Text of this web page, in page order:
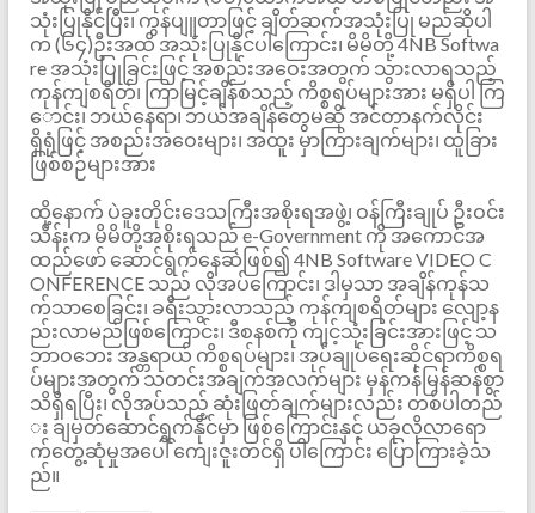
သုံးပြုနိုင်ပြီး၊ ကွန်ပျူတာဖြင့် ချိတ်ဆက်အသုံးပြု မည်ဆိုပါ
က (၆၄)ဦးအထိ အသုံးပြုနိုင်ပါကြောင်း၊ မိမိတို့ 4NB Softwa
re အသုံးပြုခြင်းဖြင့် အစည်းအဝေးအတွက် သွားလာရသည့်
ကုန်ကျစရိတ်၊ ကြာမြင့်ချိန်စသည့် ကိစ္စရပ်များအား မရှိပါ ကြ
ောင်း၊ ဘယ်နေရာ၊ ဘယ်အချိန်တွေမဆို အင်တာနက်လိုင်း
ရှိရုံဖြင့် အစည်းအဝေးများ၊ အထူး မှာကြားချက်များ၊ ထူခြား
ဖြစ်စဉ်များအား
ထို့နောက် ပဲခူးတိုင်းဒေသကြီးအစိုးရအဖွဲ့၊ ဝန်ကြီးချုပ် ဦးဝင်း
သိန်းက မိမိတို့အစိုးရသည် e-Government ကို အကောင်အ
ထည်ဖော် ဆောင်ရွက်နေဆဲဖြစ်၍ 4NB Software VIDEO C
ONFERENCE သည် လိုအပ်ကြောင်း၊ ဒါမှသာ အချိန်ကုန်သ
က်သာစေခြင်း၊ ခရီးသွားလာသည့် ကုန်ကျစရိတ်များ လျော့န
ည်းလာမည်ဖြစ်ကြောင်း၊ ဒီစနစ်ကို ကျင့်သုံးခြင်းအားဖြင့် သ
ဘာဝဘေး အန္တရာယ် ကိစ္စရပ်များ၊ အုပ်ချုပ်ရေးဆိုင်ရာကိစ္စရ
ပ်များအတွက် သတင်းအချက်အလက်များ မှန်ကန်မြန်ဆန်စွာ
သိရှိရပြီး၊ လိုအပ်သည့် ဆုံးဖြတ်ချက်များလည်း တစ်ပါတည်
း ချမှတ်ဆောင်ရွက်နိုင်မှာ ဖြစ်ကြောင်းနှင့် ယခုလိုလာရော
က်တွေ့ဆုံမှုအပေါ် ကျေးဇူးတင်ရှိ ပါကြောင်း ပြောကြားခဲ့သ
ည်။